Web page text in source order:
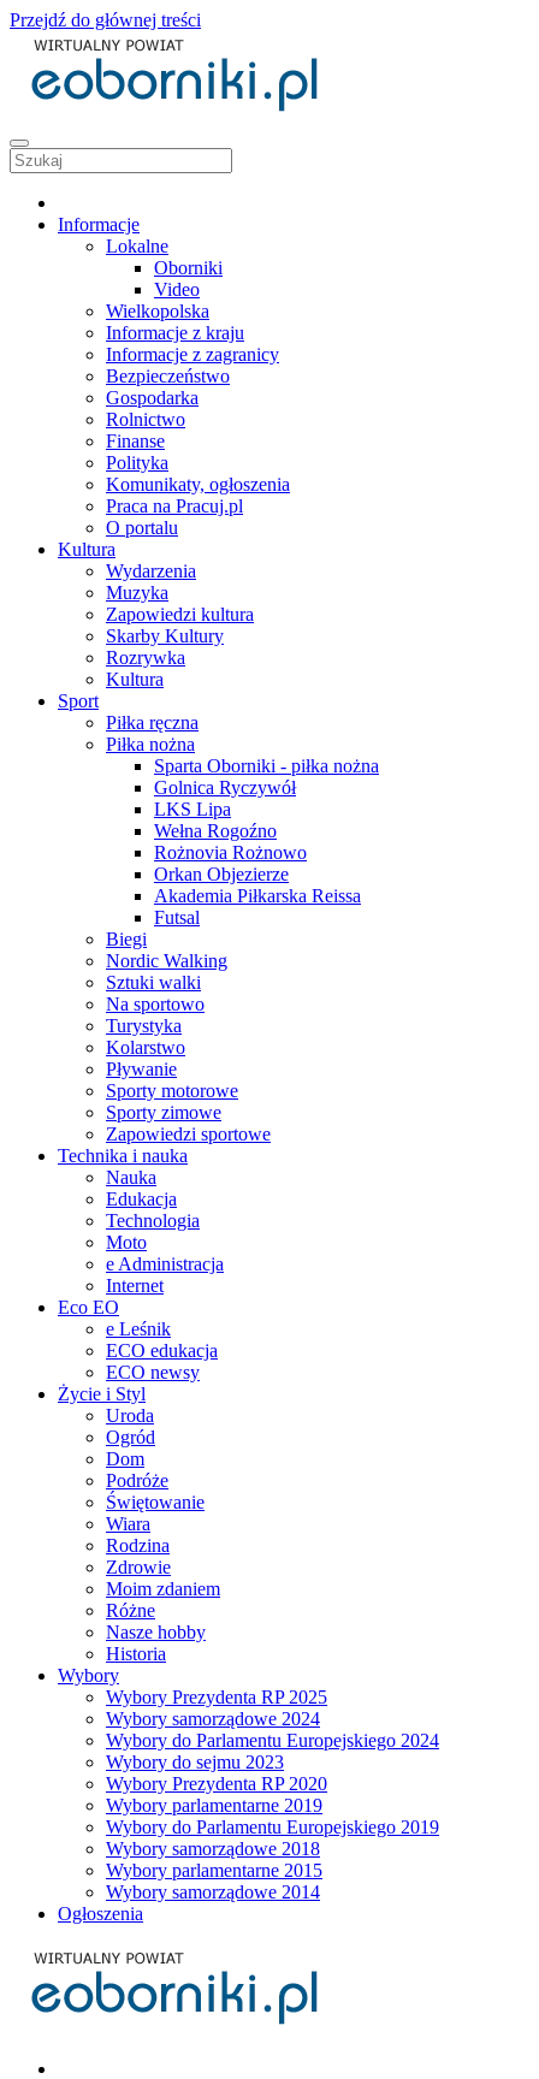
Przejdź do głównej treści
Informacje
Lokalne
Oborniki
Video
Wielkopolska
Informacje z kraju
Informacje z zagranicy
Bezpieczeństwo
Gospodarka
Rolnictwo
Finanse
Polityka
Komunikaty, ogłoszenia
Praca na Pracuj.pl
O portalu
Kultura
Wydarzenia
Muzyka
Zapowiedzi kultura
Skarby Kultury
Rozrywka
Kultura
Sport
Piłka ręczna
Piłka nożna
Sparta Oborniki - piłka nożna
Golnica Ryczywół
LKS Lipa
Wełna Rogoźno
Rożnovia Rożnowo
Orkan Objezierze
Akademia Piłkarska Reissa
Futsal
Biegi
Nordic Walking
Sztuki walki
Na sportowo
Turystyka
Kolarstwo
Pływanie
Sporty motorowe
Sporty zimowe
Zapowiedzi sportowe
Technika i nauka
Nauka
Edukacja
Technologia
Moto
e Administracja
Internet
Eco EO
e Leśnik
ECO edukacja
ECO newsy
Życie i Styl
Uroda
Ogród
Dom
Podróże
Świętowanie
Wiara
Rodzina
Zdrowie
Moim zdaniem
Różne
Nasze hobby
Historia
Wybory
Wybory Prezydenta RP 2025
Wybory samorządowe 2024
Wybory do Parlamentu Europejskiego 2024
Wybory do sejmu 2023
Wybory Prezydenta RP 2020
Wybory parlamentarne 2019
Wybory do Parlamentu Europejskiego 2019
Wybory samorządowe 2018
Wybory parlamentarne 2015
Wybory samorządowe 2014
Ogłoszenia